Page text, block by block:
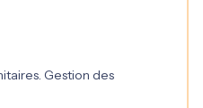
Gestion des